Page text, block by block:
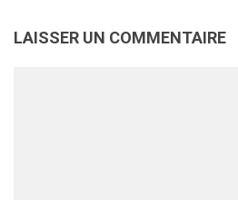
LAISSER UN COMMENTAIRE